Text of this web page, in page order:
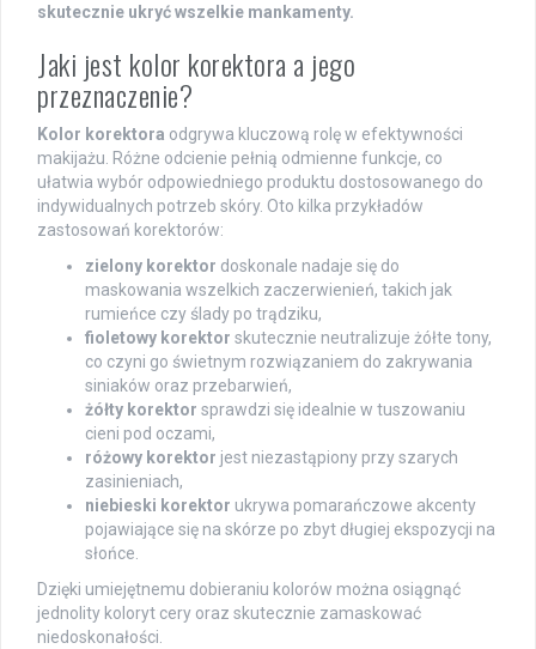
skutecznie ukryć wszelkie mankamenty.
Jaki jest kolor korektora a jego
przeznaczenie?
Kolor korektora odgrywa kluczową rolę w efektywności
makijażu. Różne odcienie pełnią odmienne funkcje, co
ułatwia wybór odpowiedniego produktu dostosowanego do
indywidualnych potrzeb skóry. Oto kilka przykładów
zastosowań korektorów:
zielony korektor doskonale nadaje się do
maskowania wszelkich zaczerwienień, takich jak
rumieńce czy ślady po trądziku,
fioletowy korektor skutecznie neutralizuje żółte tony,
co czyni go świetnym rozwiązaniem do zakrywania
siniaków oraz przebarwień,
żółty korektor sprawdzi się idealnie w tuszowaniu
cieni pod oczami,
różowy korektor jest niezastąpiony przy szarych
zasinieniach,
niebieski korektor ukrywa pomarańczowe akcenty
pojawiające się na skórze po zbyt długiej ekspozycji na
słońce.
Dzięki umiejętnemu dobieraniu kolorów można osiągnąć
jednolity koloryt cery oraz skutecznie zamaskować
niedoskonałości.